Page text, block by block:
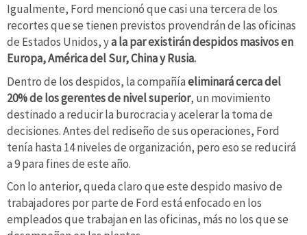
Igualmente, Ford mencionó que casi una tercera de los
recortes que se tienen previstos provendrán de las oficinas
de Estados Unidos, ya la par existirán despidos masivos en
Europa, América del Sur, China y Rusia.
Dentro de los despidos, la compañíaeliminará cerca del
20% de los gerentes de nivel superior, un movimiento
destinado a reducir la burocracia y acelerar la toma de
decisiones. Antes del rediseño de sus operaciones, Ford
tenía hasta 14 niveles de organización, pero eso se reducirá
a 9 para fines de este año.
Con lo anterior, queda claro que este despido masivo de
trabajadores por parte de Ford está enfocado en los
empleados que trabajan en las oficinas, más no los que se